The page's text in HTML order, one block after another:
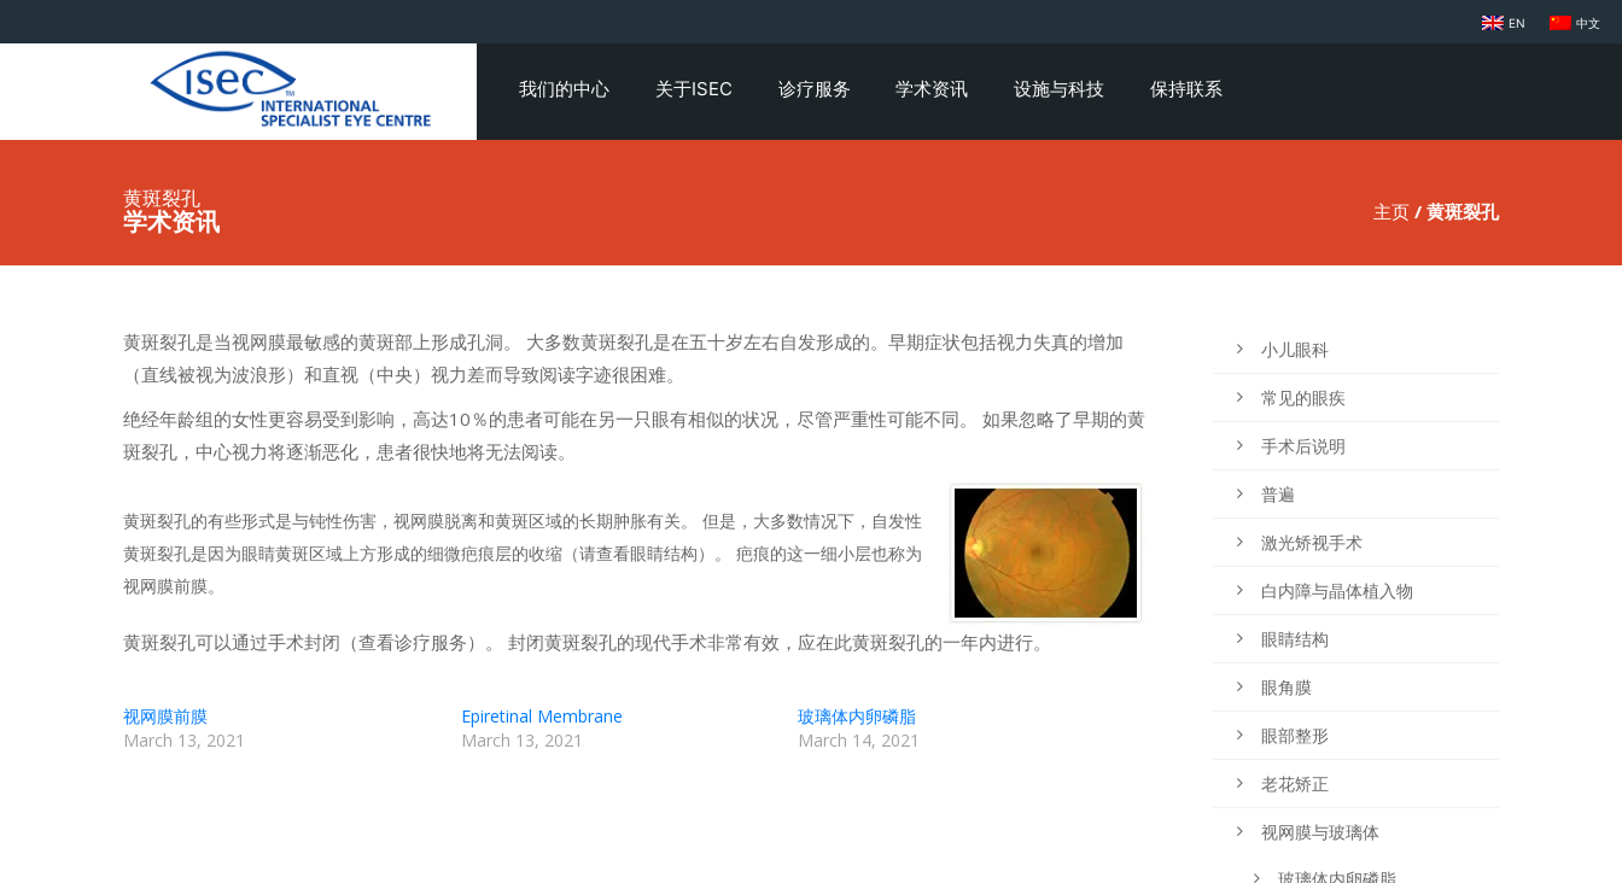
EN 中文
我们的中心 关于ISEC 诊疗服务 学术资讯 设施与科技 保持联系
黄斑裂孔
学术资讯 主页 / 黄斑裂孔
黄斑裂孔是当视网膜最敏感的黄斑部上形成孔洞。 大多数黄斑裂孔是在五十岁左右自发形成的。早期症状包括视力失真的增加
（直线被视为波浪形）和直视（中央）视力差而导致阅读字迹很困难。
绝经年龄组的女性更容易受到影响，高达10％的患者可能在另一只眼有相似的状况，尽管严重性可能不同。 如果忽略了早期的黄
斑裂孔，中心视力将逐渐恶化，患者很快地将无法阅读。
黄斑裂孔的有些形式是与钝性伤害，视网膜脱离和黄斑区域的长期肿胀有关。 但是，大多数情况下，自发性
黄斑裂孔是因为眼睛黄斑区域上方形成的细微疤痕层的收缩（请查看眼睛结构）。 疤痕的这一细小层也称为
视网膜前膜。
黄斑裂孔可以通过手术封闭（查看诊疗服务）。 封闭黄斑裂孔的现代手术非常有效，应在此黄斑裂孔的一年内进行。
视网膜前膜
March 13, 2021
Epiretinal Membrane
March 13, 2021
玻璃体内卵磷脂
March 14, 2021
小儿眼科
常见的眼疾
手术后说明
普遍
激光矫视手术
白内障与晶体植入物
眼睛结构
眼角膜
眼部整形
老花矫正
视网膜与玻璃体